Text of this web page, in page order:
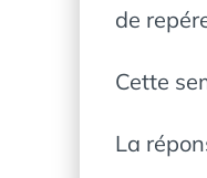
de
Cette
La